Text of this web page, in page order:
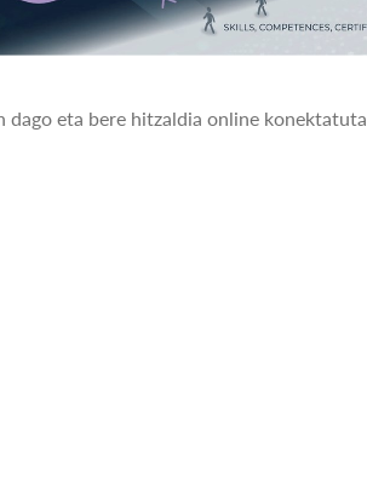
dago eta bere hitzaldia online konektatuta